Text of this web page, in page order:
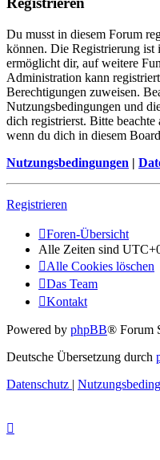
Du musst in diesem Forum
können. Die Registrierung
ermöglicht dir, auf weitere
Administration kann
Berechtigungen zuweisen.
Nutzungsbedingungen und
dich registrierst. Bitte
wenn du dich in diesem
Nutzungsbedingungen |
Registrieren
Foren-Übersicht
Alle Zeiten sind
Alle Cookies löschen
Das Team
Kontakt
Powered by phpBB® Forum
Deutsche Übersetzung durch
Datenschutz |